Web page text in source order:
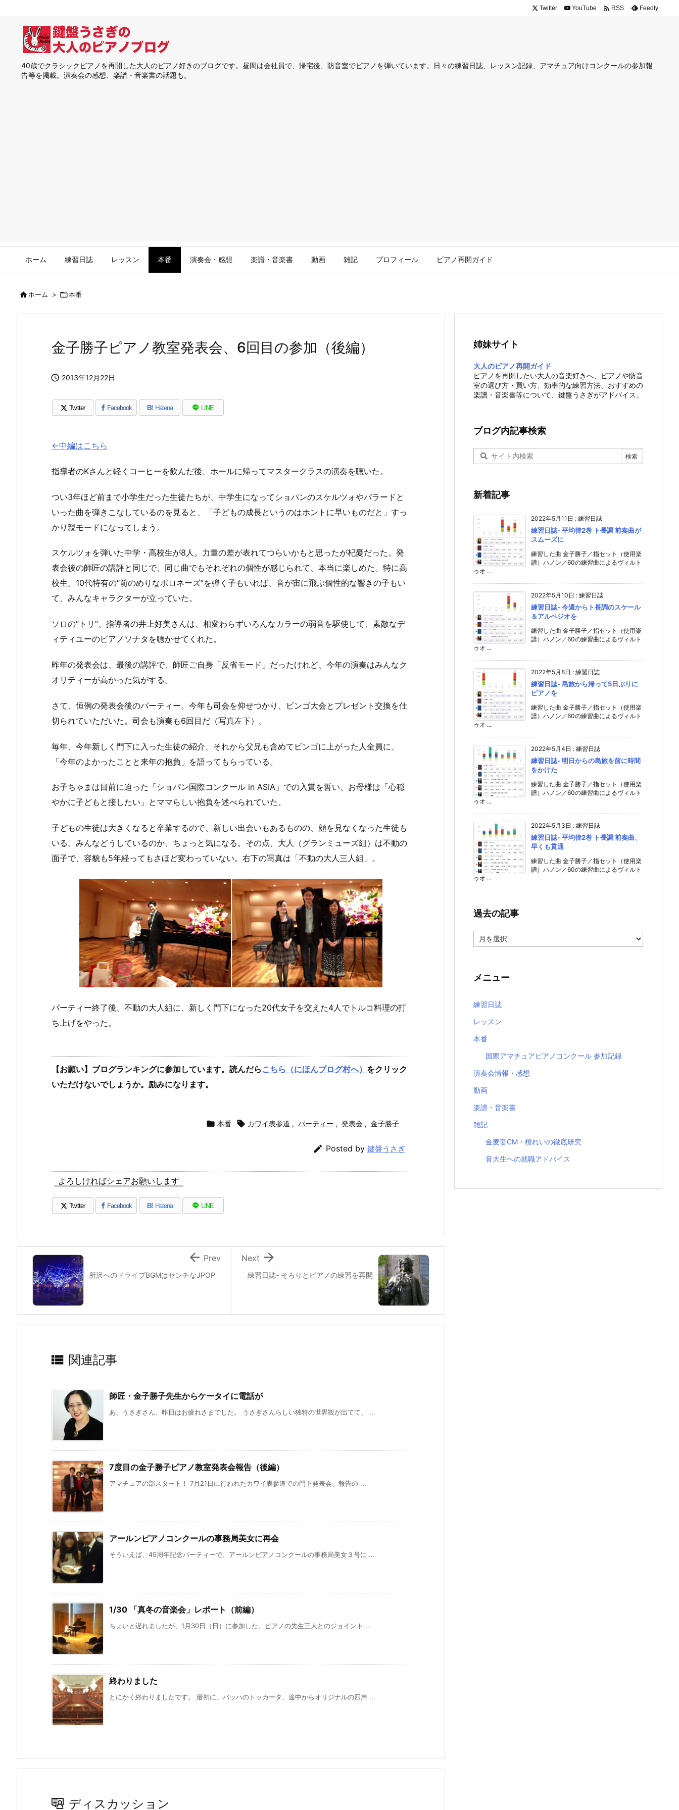
40歳でクラシックピアノを再開した大人のピアノ好きのブログです。昼間は会社員で、帰宅後、防音室でピアノを弾いています。日々の練習日誌、レッスン記録、アマチュア向けコンクールの参加報
告等を掲載。演奏会の感想、楽譜・音楽書の話題も。
ホーム 練習日誌 レッスン 本番 演奏会・感想 楽譜・音楽書 動画 雑記 プロフィール ピアノ再開ガイド
Twitter YouTube  RSS Feedly
ホーム > 本番
金子勝子ピアノ教室発表会、6回目の参加（後編）
 2013年12月22日
Twitter Facebook B! Hatena LINE
←中編はこちら
指導者のKさんと軽くコーヒーを飲んだ後、ホールに帰ってマスタークラスの演奏を聴いた。
つい3年ほど前まで小学生だった生徒たちが、中学生になってショパンのスケルツォやバラードと
いった曲を弾きこなしているのを見ると、「子どもの成長というのはホントに早いものだと」すっ
かり親モードになってしまう。
スケルツォを弾いた中学・高校生が8人。力量の差が表れてつらいかもと思ったが杞憂だった。発
表会後の師匠の講評と同じで、同じ曲でもそれぞれの個性が感じられて、本当に楽しめた。特に高
校生。10代特有の“前のめりなポロネーズ”を弾く子もいれば、音が宙に飛ぶ個性的な響きの子もい
て、みんなキャラクターが立っていた。
ソロの“トリ”、指導者の井上好美さんは、相変わらずいろんなカラーの弱音を駆使して、素敵なデ
ィティユーのピアノソナタを聴かせてくれた。
昨年の発表会は、最後の講評で、師匠ご自身「反省モード」だったけれど、今年の演奏はみんなク
オリティーが高かった気がする。
さて、恒例の発表会後のパーティー。今年も司会を仰せつかり、ビンゴ大会とプレゼント交換を仕
切られていただいた。司会も演奏も6回目だ（写真左下）。
毎年、今年新しく門下に入った生徒の紹介、それから父兄も含めてビンゴに上がった人全員に、
「今年のよかったことと来年の抱負」を語ってもらっている。
お子ちゃまは目前に迫った「ショパン国際コンクール in ASIA」での入賞を誓い、お母様は「心穏
やかに子どもと接したい」とママらしい抱負を述べられていた。
子どもの生徒は大きくなると卒業するので、新しい出会いもあるものの、顔を見なくなった生徒も
いる。みんなどうしているのか、ちょっと気になる。その点、大人（グランミューズ組）は不動の
面子で、容貌も5年経ってもさほど変わっていない。右下の写真は「不動の大人三人組」。
パーティー終了後、不動の大人組に、新しく門下になった20代女子を交えた4人でトルコ料理の打
ち上げをやった。
【お願い】ブログランキングに参加しています。読んだら こちら（にほんブログ村へ） をクリック
いただけないでしょうか。励みになります。
 本番  カワイ表参道 , パーティー , 発表会 , 金子勝子
 Posted by 鍵盤うさぎ
よろしければシェアお願いします
Twitter Facebook B! Hatena LINE
練習日誌- そろりとピアノの練習を再開

Next
所沢へのドライブBGMはセンチなJPOP
 Prev
 関連記事
師匠・金子勝子先生からケータイに電話が
あ、うさぎさん、昨日はお疲れさまでした。 うさぎさんらしい独特の世界観が出てて、 ...
7度目の金子勝子ピアノ教室発表会報告（後編）
アマチュアの部スタート！ 7月21日に行われたカワイ表参道での門下発表会、報告の ...
アールンピアノコンクールの事務局美女に再会
そういえば、45周年記念パーティーで、アールンピアノコンクールの事務局美女３号に ...
1/30 「真冬の音楽会」レポート（前編）
ちょいと遅れましたが、1月30日（日）に参加した、ピアノの先生三人とのジョイント ...
終わりました
とにかく終わりましたです。 最初に、バッハのトッカータ、途中からオリジナルの四声 ...
ディスカッション
姉妹サイト
大人のピアノ再開ガイド
ピアノを再開したい大人の音楽好きへ、ピアノや防音
室の選び方・買い方、効率的な練習方法、おすすめの
楽譜・音楽書等について、鍵盤うさぎがアドバイス。
ブログ内記事検索
新着記事
2022年5月11日 : 練習日誌
練習日誌- 平均律2巻 ト長調 前奏曲が
スムーズに
練習した曲 金子勝子／指セット（使用楽
譜）ハノン／60の練習曲によるヴィルト
ゥオ ...
2022年5月10日 : 練習日誌
練習日誌- 今週からト長調のスケール
＆アルペジオを
練習した曲 金子勝子／指セット（使用楽
譜）ハノン／60の練習曲によるヴィルト
ゥオ ...
2022年5月8日 : 練習日誌
練習日誌- 島旅から帰って5日ぶりに
ピアノを
練習した曲 金子勝子／指セット（使用楽
譜）ハノン／60の練習曲によるヴィルト
ゥオ ...
2022年5月4日 : 練習日誌
練習日誌- 明日からの島旅を前に時間
をかけた
練習した曲 金子勝子／指セット（使用楽
譜）ハノン／60の練習曲によるヴィルト
ゥオ ...
2022年5月3日 : 練習日誌
練習日誌- 平均律2巻 ト長調 前奏曲、
早くも貫通
練習した曲 金子勝子／指セット（使用楽
譜）ハノン／60の練習曲によるヴィルト
ゥオ ...
過去の記事
去
事
メニュー
練習日誌
レッスン
本番
国際アマチュアピアノコンクール 参加記録
演奏会情報・感想
動画
楽譜・音楽書
雑記
金麦妻CM・檀れいの徹底研究
音大生への就職アドバイス